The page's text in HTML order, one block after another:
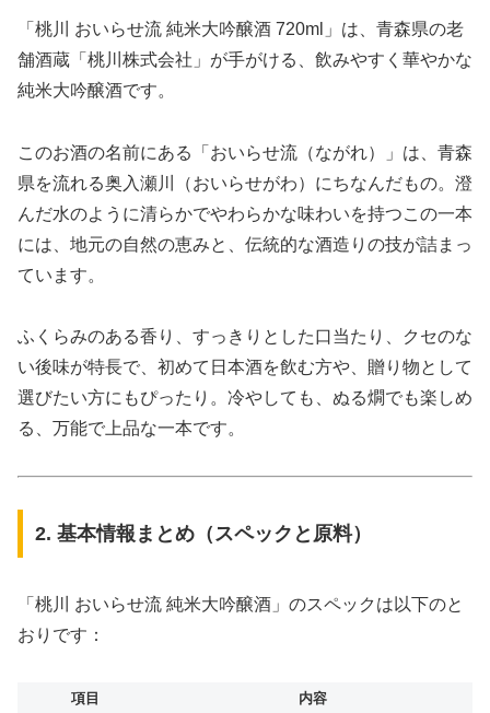
「桃川 おいらせ流 純米大吟醸酒 720ml」は、青森県の老
舗酒蔵「桃川株式会社」が手がける、飲みやすく華やかな
純米大吟醸酒です。
このお酒の名前にある「おいらせ流（ながれ）」は、青森
県を流れる奥入瀬川（おいらせがわ）にちなんだもの。澄
んだ水のように清らかでやわらかな味わいを持つこの一本
には、地元の自然の恵みと、伝統的な酒造りの技が詰まっ
ています。
ふくらみのある香り、すっきりとした口当たり、クセのな
い後味が特長で、初めて日本酒を飲む方や、贈り物として
選びたい方にもぴったり。冷やしても、ぬる燗でも楽しめ
る、万能で上品な一本です。
2. 基本情報まとめ（スペックと原料）
「桃川 おいらせ流 純米大吟醸酒」のスペックは以下のと
おりです：
項目
内容